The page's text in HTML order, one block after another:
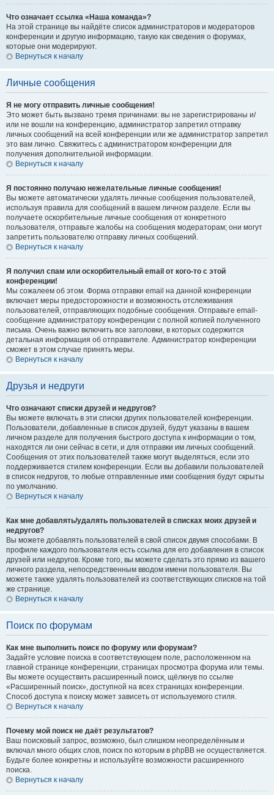
Что означает ссылка «Наша команда»?
На этой странице вы найдёте список администраторов и модераторов
конференции и другую информацию, такую как сведения о форумах,
которые они модерируют.
Вернуться к началу
Личные сообщения
Я не могу отправить личные сообщения!
Это может быть вызвано тремя причинами: вы не зарегистрированы и/
или не вошли на конференцию, администратор запретил отправку
личных сообщений на всей конференции или же администратор запретил
это вам лично. Свяжитесь с администратором конференции для
получения дополнительной информации.
Вернуться к началу
Я постоянно получаю нежелательные личные сообщения!
Вы можете автоматически удалять личные сообщения пользователей,
используя правила для сообщений в вашем личном разделе. Если вы
получаете оскорбительные личные сообщения от конкретного
пользователя, отправьте жалобы на сообщения модераторам; они могут
запретить пользователю отправку личных сообщений.
Вернуться к началу
Я получил спам или оскорбительный email от кого-то с этой
конференции!
Мы сожалеем об этом. Форма отправки email на данной конференции
включает меры предосторожности и возможность отслеживания
пользователей, отправляющих подобные сообщения. Отправьте email-
сообщение администратору конференции с полной копией полученного
письма. Очень важно включить все заголовки, в которых содержится
детальная информация об отправителе. Администратор конференции
сможет в этом случае принять меры.
Вернуться к началу
Друзья и недруги
Что означают списки друзей и недругов?
Вы можете включать в эти списки других пользователей конференции.
Пользователи, добавленные в список друзей, будут указаны в вашем
личном разделе для получения быстрого доступа к информации о том,
находятся ли они сейчас в сети, и для отправки им личных сообщений.
Сообщения от этих пользователей также могут выделяться, если это
поддерживается стилем конференции. Если вы добавили пользователей
в список недругов, то любые отправленные ими сообщения будут скрыты
по умолчанию.
Вернуться к началу
Как мне добавлять/удалять пользователей в списках моих друзей и
недругов?
Вы можете добавлять пользователей в свой список двумя способами. В
профиле каждого пользователя есть ссылка для его добавления в список
друзей или недругов. Кроме того, вы можете сделать это прямо из вашего
личного раздела, непосредственным вводом имени пользователя. Вы
можете также удалять пользователей из соответствующих списков на той
же странице.
Вернуться к началу
Поиск по форумам
Как мне выполнить поиск по форуму или форумам?
Задайте условие поиска в соответствующем поле, расположенном на
главной странице конференции, страницах просмотра форума или темы.
Вы можете осуществить расширенный поиск, щёлкнув по ссылке
«Расширенный поиск», доступной на всех страницах конференции.
Способ доступа к поиску может зависеть от используемого стиля.
Вернуться к началу
Почему мой поиск не даёт результатов?
Ваш поисковый запрос, возможно, был слишком неопределённым и
включал много общих слов, поиск по которым в phpBB не осуществляется.
Будьте более конкретны и используйте возможности расширенного
поиска.
Вернуться к началу